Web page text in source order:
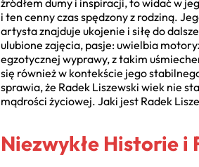
źródłem dumy i inspiracji, to widać w
i ten cenny czas spędzony z rodziną.
artysta znajduje ukojenie i siłę do
ulubione zajęcia, pasje: uwielbia
egzotycznej wyprawy, z takim
się również w kontekście jego
sprawia, że Radek Liszewski wiek nie
mądrości życiowej. Jaki jest Radek
Niezwykłe Historie i